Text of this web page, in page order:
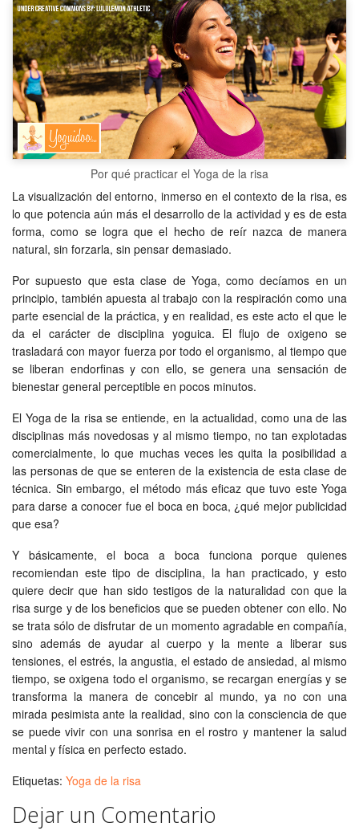
Por qué practicar el Yoga de la risa
La visualización del entorno, inmerso en el contexto de la risa, es
lo que potencia aún más el desarrollo de la actividad y es de esta
forma, como se logra que el hecho de reír nazca de manera
natural, sin forzarla, sin pensar demasiado.
Por supuesto que esta clase de Yoga, como decíamos en un
principio, también apuesta al trabajo con la respiración como una
parte esencial de la práctica, y en realidad, es este acto el que le
da el carácter de disciplina yoguica. El flujo de oxigeno se
trasladará con mayor fuerza por todo el organismo, al tiempo que
se liberan endorfinas y con ello, se genera una sensación de
bienestar general perceptible en pocos minutos.
El Yoga de la risa se entiende, en la actualidad, como una de las
disciplinas más novedosas y al mismo tiempo, no tan explotadas
comercialmente, lo que muchas veces les quita la posibilidad a
las personas de que se enteren de la existencia de esta clase de
técnica. Sin embargo, el método más eficaz que tuvo este Yoga
para darse a conocer fue el boca en boca, ¿qué mejor publicidad
que esa?
Y básicamente, el boca a boca funciona porque quienes
recomiendan este tipo de disciplina, la han practicado, y esto
quiere decir que han sido testigos de la naturalidad con que la
risa surge y de los beneficios que se pueden obtener con ello. No
se trata sólo de disfrutar de un momento agradable en compañía,
sino además de ayudar al cuerpo y la mente a liberar sus
tensiones, el estrés, la angustia, el estado de ansiedad, al mismo
tiempo, se oxigena todo el organismo, se recargan energías y se
transforma la manera de concebir al mundo, ya no con una
mirada pesimista ante la realidad, sino con la consciencia de que
se puede vivir con una sonrisa en el rostro y mantener la salud
mental y física en perfecto estado.
Etiquetas: Yoga de la risa
Dejar un Comentario